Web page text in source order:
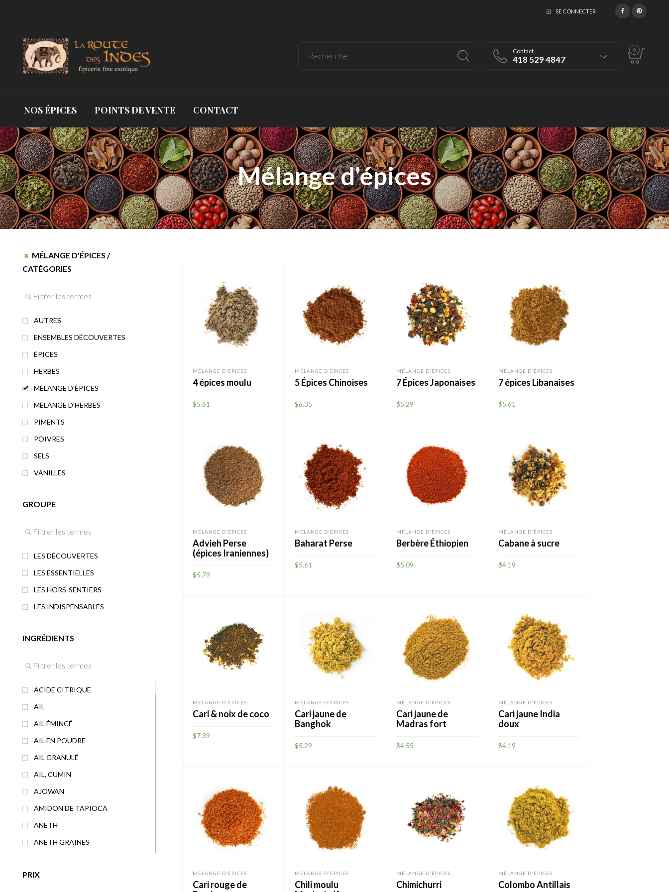
SE CONNECTER
Contact
418 529 4847
0
NOS ÉPICES POINTS DE VENTE CONTACT
Mélange d'épices
MÉLANGE D'ÉPICES /
CATÉGORIES
AUTRES
ENSEMBLES DÉCOUVERTES
ÉPICES
HERBES
MÉLANGE D'ÉPICES
MÉLANGE D'HERBES
PIMENTS
POIVRES
SELS
VANILLES
GROUPE
LES DÉCOUVERTES
LES ESSENTIELLES
LES HORS-SENTIERS
LES INDISPENSABLES
INGRÉDIENTS
ACIDE CITRIQUE
AIL
AIL ÉMINCÉ
AIL EN POUDRE
AIL GRANULÉ
AIL, CUMIN
AJOWAN
AMIDON DE TAPIOCA
ANETH
ANETH GRAINES
BAIES DE GENIÈVRE
PRIX
MÉLANGE D'ÉPICES
4 épices moulu
$5.61
MÉLANGE D'ÉPICES
5 Épices Chinoises
$6.35
MÉLANGE D'ÉPICES
7 Épices Japonaises
$5.29
MÉLANGE D'ÉPICES
7 épices Libanaises
$5.61
MÉLANGE D'ÉPICES
Advieh Perse
(épices Iraniennes)
$5.79
MÉLANGE D'ÉPICES
Baharat Perse
$5.61
MÉLANGE D'ÉPICES
Berbère Éthiopien
$5.09
MÉLANGE D'ÉPICES
Cabane à sucre
$4.19
MÉLANGE D'ÉPICES
Cari & noix de coco
$7.39
MÉLANGE D'ÉPICES
Cari jaune de
Banghok
$5.29
MÉLANGE D'ÉPICES
Cari jaune de
Madras fort
$4.55
MÉLANGE D'ÉPICES
Cari jaune India
doux
$4.19
MÉLANGE D'ÉPICES
Cari rouge de
MÉLANGE D'ÉPICES
Chili moulu
MÉLANGE D'ÉPICES
Chimichurri
MÉLANGE D'ÉPICES
Colombo Antillais